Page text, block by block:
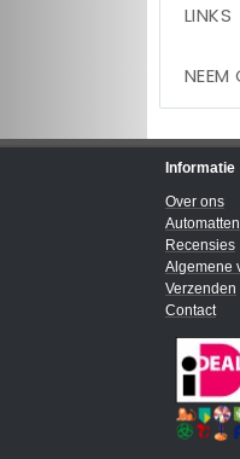
LINKS
Informatie
Over ons
Recensies
Algemene
Verzenden
Contact